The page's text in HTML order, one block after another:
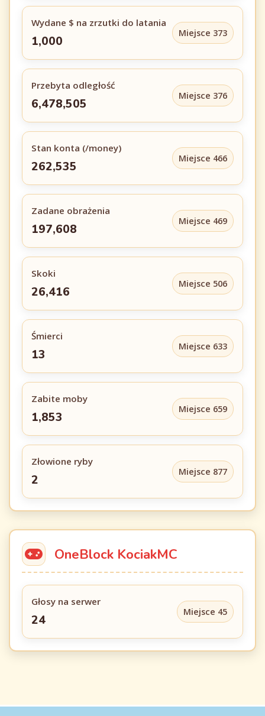
Wydane $ na zrzutki do latania
1,000
Miejsce 373
Przebyta odległość
6,478,505
Miejsce 376
Stan konta (/money)
262,535
Miejsce 466
Zadane obrażenia
197,608
Miejsce 469
Skoki
26,416
Miejsce 506
Śmierci
13
Miejsce 633
Zabite moby
1,853
Miejsce 659
Złowione ryby
2
Miejsce 877
OneBlock KociakMC
Głosy na serwer
24
Miejsce 45